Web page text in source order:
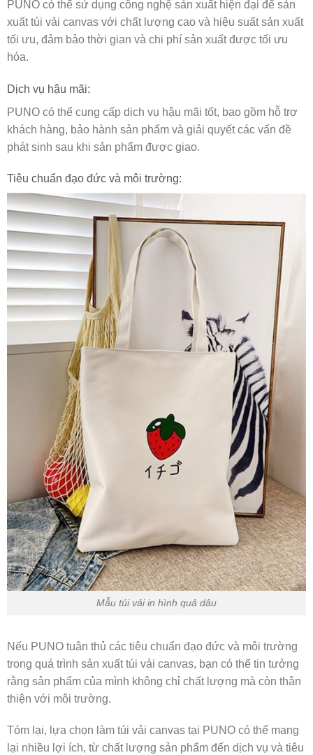
PUNO có thể sử dụng công nghệ sản xuất hiện đại để sản
xuất túi vải canvas với chất lượng cao và hiệu suất sản xuất
tối ưu, đảm bảo thời gian và chi phí sản xuất được tối ưu
hóa.
Dịch vụ hậu mãi:
PUNO có thể cung cấp dịch vụ hậu mãi tốt, bao gồm hỗ trợ
khách hàng, bảo hành sản phẩm và giải quyết các vấn đề
phát sinh sau khi sản phẩm được giao.
Tiêu chuẩn đạo đức và môi trường:
Mẫu túi vải in hình quả dâu
Nếu PUNO tuân thủ các tiêu chuẩn đạo đức và môi trường
trong quá trình sản xuất túi vải canvas, bạn có thể tin tưởng
rằng sản phẩm của mình không chỉ chất lượng mà còn thân
thiện với môi trường.
Tóm lại, lựa chọn làm túi vải canvas tại PUNO có thể mang
lại nhiều lợi ích, từ chất lượng sản phẩm đến dịch vụ và tiêu